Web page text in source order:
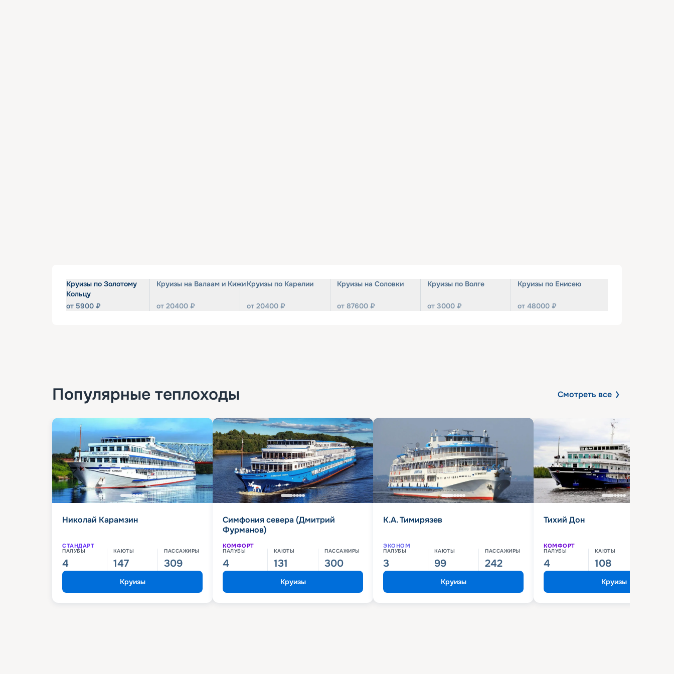
Круизы по Золотому
Кольцу
от 5900 ₽
Круизы на Валаам и Кижи
от 20400 ₽
Круизы по Карелии
от 20400 ₽
Круизы на Соловки
от 87600 ₽
Круизы по Волге
от 3000 ₽
Круизы по Енисею
от 48000 ₽
Популярные теплоходы Смотреть все
Николай Карамзин
СТАНДАРТ
ПАЛУБЫ
4
КАЮТЫ
147
ПАССАЖИРЫ
309
Круизы
Симфония севера (Дмитрий
Фурманов)
КОМФОРТ
ПАЛУБЫ
4
КАЮТЫ
131
ПАССАЖИРЫ
300
Круизы
К.А. Тимирязев
ЭКОНОМ
ПАЛУБЫ
3
КАЮТЫ
99
ПАССАЖИРЫ
242
Круизы
Тихий Дон
КОМФОРТ
ПАЛУБЫ
4
КАЮТЫ
108
Круизы